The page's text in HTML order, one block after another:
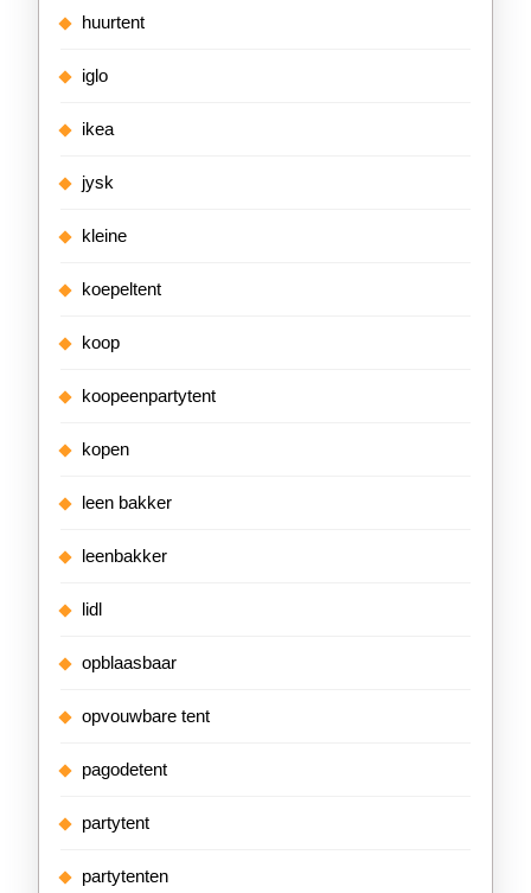
huurtent
iglo
ikea
jysk
kleine
koepeltent
koop
koopeenpartytent
kopen
leen bakker
leenbakker
lidl
opblaasbaar
opvouwbare tent
pagodetent
partytent
partytenten